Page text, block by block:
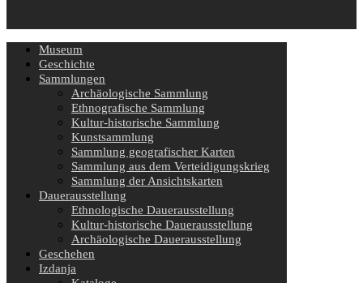
Museum
Geschichte
Sammlungen
Archäologische Sammlung
Ethnografische Sammlung
Kultur-historische Sammlung
Kunstsammlung
Sammlung geografischer Karten
Sammlung aus dem Verteidigungskrieg
Sammlung der Ansichtskarten
Dauerausstellung
Ethnologische Dauerausstellung
Kultur-historische Dauerausstellung
Archäologische Dauerausstellung
Geschehen
Izdanja